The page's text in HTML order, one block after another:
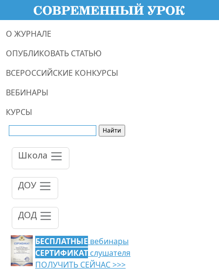
О ЖУРНАЛЕ
ОПУБЛИКОВАТЬ СТАТЬЮ
ВСЕРОССИЙСКИЕ КОНКУРСЫ
ВЕБИНАРЫ
КУРСЫ
Школа
ДОУ
ДОД
БЕСПЛАТНЫЕ вебинары
СЕРТИФИКАТ слушателя
ПОЛУЧИТЬ СЕЙЧАС >>>